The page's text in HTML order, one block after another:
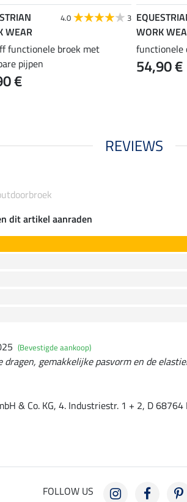
WEAR
4.0 3
functionele broek met
pijpen
€
WORK
functionele
54,90 €
REVIEWS
dit artikel aanraden
(Bevestigde aankoop)
dragen, gemakkelijke pasvorm en de
& Co. KG, 4. Industriestr. 1 + 2, D
FOLLOW US